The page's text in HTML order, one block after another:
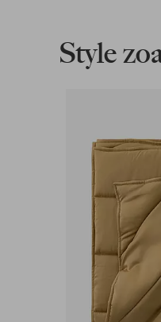
Style